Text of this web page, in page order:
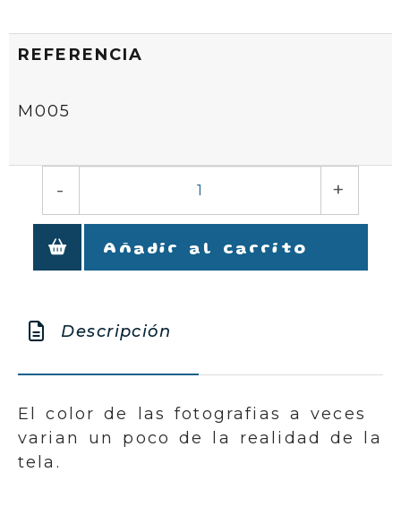
REFERENCIA
M005
- +
Añadir al carrito
Descripción
El color de las fotografias a veces
varian un poco de la realidad de la
tela.